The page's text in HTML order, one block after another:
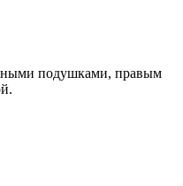
подушками, правым